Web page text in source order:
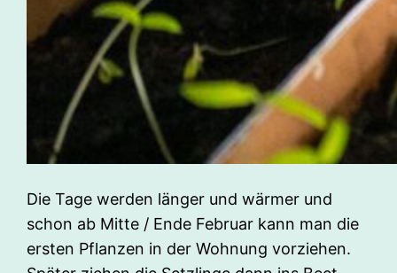
Die Tage werden länger und wärmer und
schon ab Mitte / Ende Februar kann man die
ersten Pflanzen in der Wohnung vorziehen.